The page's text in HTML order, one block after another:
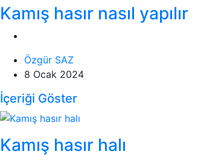
Kamış hasır nasıl yapılır
Özgür SAZ
8 Ocak 2024
İçeriği Göster
Kamış hasır halı